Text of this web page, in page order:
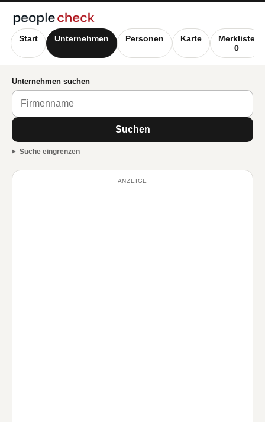
Start Unternehmen Personen Karte
Merkliste
0
Unternehmen suchen
Suchen
Suche eingrenzen
ANZEIGE